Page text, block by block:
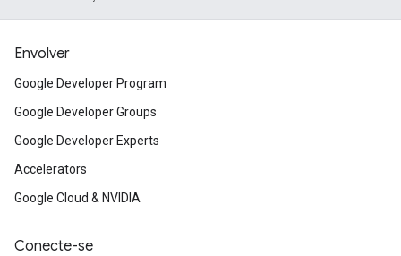
Envolver
Google Developer Program
Google Developer Groups
Google Developer Experts
Accelerators
Google Cloud & NVIDIA
Conecte-se